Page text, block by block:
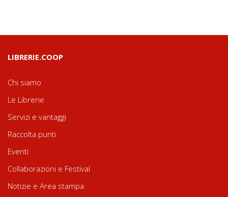
LIBRERIE.COOP
Chi siamo
Le Librerie
Servizi e vantaggi
Raccolta punti
Eventi
Collaborazioni e Festival
Notizie e Area stampa